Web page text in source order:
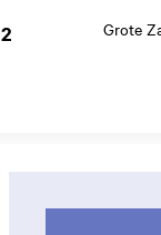
Grote